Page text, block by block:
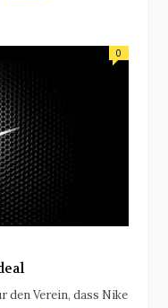
0
den Verein, dass Nike